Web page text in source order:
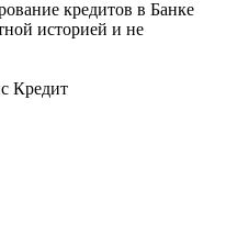
кредитов в Банке
историей и не
Кредит